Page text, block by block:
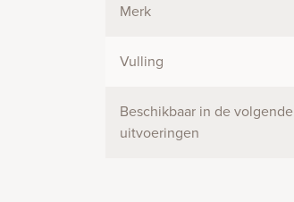
Merk
Vulling
Beschikbaar in de volgende
uitvoeringen